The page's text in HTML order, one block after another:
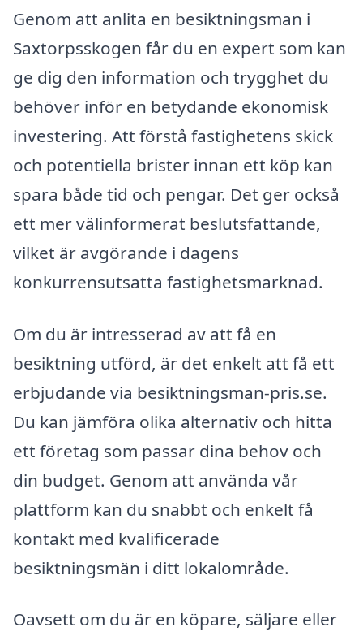
Genom att anlita en besiktningsman i
Saxtorpsskogen får du en expert som kan
ge dig den information och trygghet du
behöver inför en betydande ekonomisk
investering. Att förstå fastighetens skick
och potentiella brister innan ett köp kan
spara både tid och pengar. Det ger också
ett mer välinformerat beslutsfattande,
vilket är avgörande i dagens
konkurrensutsatta fastighetsmarknad.
Om du är intresserad av att få en
besiktning utförd, är det enkelt att få ett
erbjudande via besiktningsman-pris.se.
Du kan jämföra olika alternativ och hitta
ett företag som passar dina behov och
din budget. Genom att använda vår
plattform kan du snabbt och enkelt få
kontakt med kvalificerade
besiktningsmän i ditt lokalområde.
Oavsett om du är en köpare, säljare eller